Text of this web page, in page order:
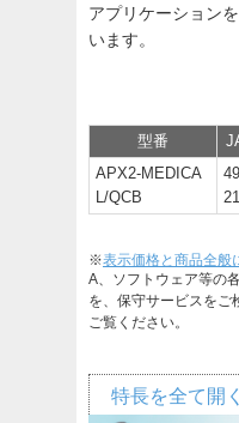
アプリケーション
います。
型番
APX2-MEDICA
L/QCB
※表示価格と商品全般
A、ソフトウェア等の
を、保守サービスをご
ご覧ください。
特長を全て開く